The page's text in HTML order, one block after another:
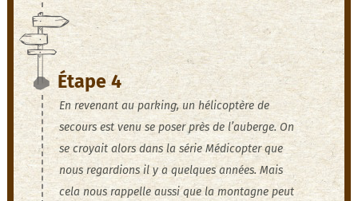
Étape 4
En revenant au parking, un hélicoptère de
secours est venu se poser près de l’auberge. On
se croyait alors dans la série Médicopter que
nous regardions il y a quelques années. Mais
cela nous rappelle aussi que la montagne peut